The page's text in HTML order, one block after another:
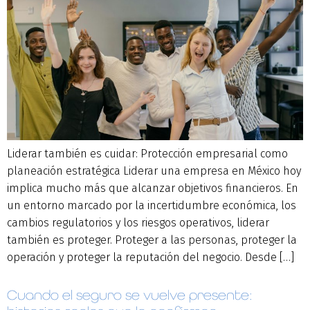
Liderar también es cuidar: Protección empresarial como
planeación estratégica Liderar una empresa en México hoy
implica mucho más que alcanzar objetivos financieros. En
un entorno marcado por la incertidumbre económica, los
cambios regulatorios y los riesgos operativos, liderar
también es proteger. Proteger a las personas, proteger la
operación y proteger la reputación del negocio. Desde […]
Cuando el seguro se vuelve presente: